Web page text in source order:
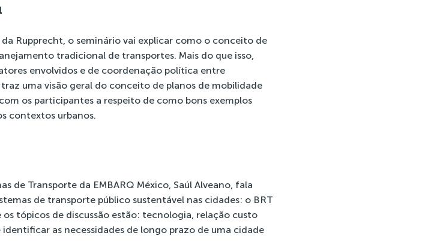
Rupprecht, o seminário vai explicar como o conceito de
tradicional de transportes. Mais do que isso,
envolvidos e de coordenação política entre
uma visão geral do conceito de planos de mobilidade
os participantes a respeito de como bons exemplos
contextos urbanos.
de Transporte da EMBARQ México, Saúl Alveano, fala
de transporte público sustentável nas cidades: o BRT
os tópicos de discussão estão: tecnologia, relação custo
as necessidades de longo prazo de uma cidade